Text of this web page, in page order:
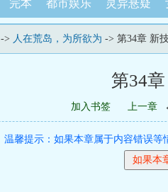
完本 都市娱乐 灵异悬疑
-> 人在荒岛，为所欲为 -> 第34章 新
第34
加入书签 上一章
温馨提示：如果本章属于内容错误